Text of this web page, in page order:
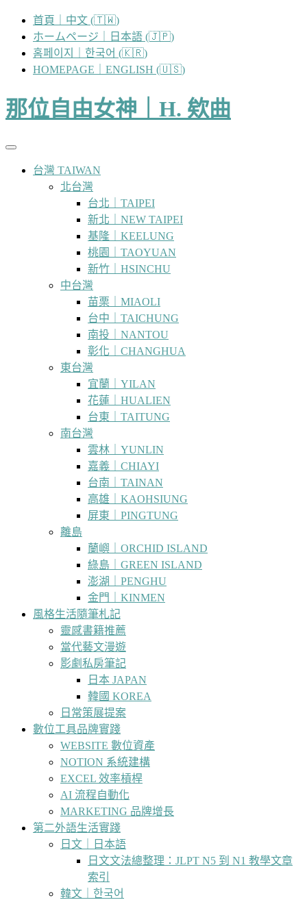
容
首頁｜中文 (🇹🇼)
ホームページ｜日本語 (🇯🇵)
홈페이지｜한국어 (🇰🇷)
HOMEPAGE｜ENGLISH (🇺🇸)
那位自由女神｜H. 欸曲
台灣 TAIWAN
北台灣
台北｜TAIPEI
新北｜NEW TAIPEI
基隆｜KEELUNG
桃園｜TAOYUAN
新竹｜HSINCHU
中台灣
苗栗｜MIAOLI
台中｜TAICHUNG
南投｜NANTOU
彰化｜CHANGHUA
東台灣
宜蘭｜YILAN
花蓮｜HUALIEN
台東｜TAITUNG
南台灣
雲林｜YUNLIN
嘉義｜CHIAYI
台南｜TAINAN
高雄｜KAOHSIUNG
屏東｜PINGTUNG
離島
蘭嶼｜ORCHID ISLAND
綠島｜GREEN ISLAND
澎湖｜PENGHU
金門｜KINMEN
風格生活隨筆札記
靈感書籍推薦
當代藝文漫遊
影劇私房筆記
日本 JAPAN
韓國 KOREA
日常策展提案
數位工具品牌實踐
WEBSITE 數位資產
NOTION 系統建構
EXCEL 效率槓桿
AI 流程自動化
MARKETING 品牌增長
第二外語生活實踐
日文｜日本語
日文文法總整理：JLPT N5 到 N1 教學文章
索引
韓文｜한국어